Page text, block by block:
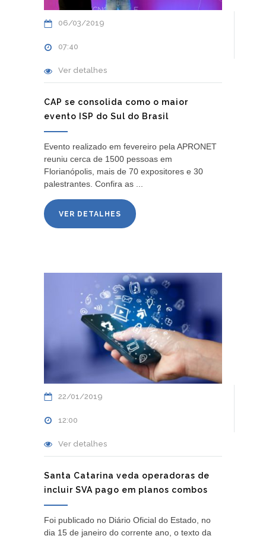
06/03/2019
07:40
Ver detalhes
CAP se consolida como o maior
evento ISP do Sul do Brasil
Evento realizado em fevereiro pela APRONET
reuniu cerca de 1500 pessoas em
Florianópolis, mais de 70 expositores e 30
palestrantes. Confira as ...
VER DETALHES
22/01/2019
12:00
Ver detalhes
Santa Catarina veda operadoras de
incluir SVA pago em planos combos
Foi publicado no Diário Oficial do Estado, no
dia 15 de janeiro do corrente ano, o texto da